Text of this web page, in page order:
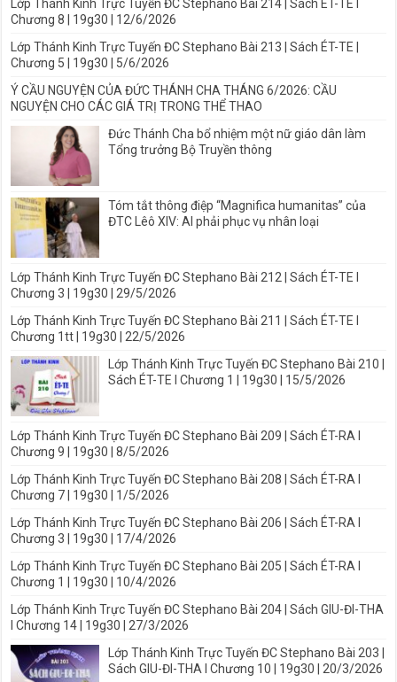
Lớp Thánh Kinh Trực Tuyến ĐC Stephano Bài 214 | Sách ÉT-TE I
Chương 8 | 19g30 | 12/6/2026
Lớp Thánh Kinh Trực Tuyến ĐC Stephano Bài 213 | Sách ÉT-TE |
Chương 5 | 19g30 | 5/6/2026
Ý CẦU NGUYỆN CỦA ĐỨC THÁNH CHA THÁNG 6/2026: CẦU
NGUYỆN CHO CÁC GIÁ TRỊ TRONG THỂ THAO
Đức Thánh Cha bổ nhiệm một nữ giáo dân làm
Tổng trưởng Bộ Truyền thông
Tóm tắt thông điệp “Magnifica humanitas” của
ĐTC Lêô XIV: AI phải phục vụ nhân loại
Lớp Thánh Kinh Trực Tuyến ĐC Stephano Bài 212 | Sách ÉT-TE I
Chương 3 | 19g30 | 29/5/2026
Lớp Thánh Kinh Trực Tuyến ĐC Stephano Bài 211 | Sách ÉT-TE I
Chương 1tt | 19g30 | 22/5/2026
Lớp Thánh Kinh Trực Tuyến ĐC Stephano Bài 210 |
Sách ÉT-TE I Chương 1 | 19g30 | 15/5/2026
Lớp Thánh Kinh Trực Tuyến ĐC Stephano Bài 209 | Sách ÉT-RA I
Chương 9 | 19g30 | 8/5/2026
Lớp Thánh Kinh Trực Tuyến ĐC Stephano Bài 208 | Sách ÉT-RA I
Chương 7 | 19g30 | 1/5/2026
Lớp Thánh Kinh Trực Tuyến ĐC Stephano Bài 206 | Sách ÉT-RA I
Chương 3 | 19g30 | 17/4/2026
Lớp Thánh Kinh Trực Tuyến ĐC Stephano Bài 205 | Sách ÉT-RA I
Chương 1 | 19g30 | 10/4/2026
Lớp Thánh Kinh Trực Tuyến ĐC Stephano Bài 204 | Sách GIU-ĐI-THA
I Chương 14 | 19g30 | 27/3/2026
Lớp Thánh Kinh Trực Tuyến ĐC Stephano Bài 203 |
Sách GIU-ĐI-THA I Chương 10 | 19g30 | 20/3/2026